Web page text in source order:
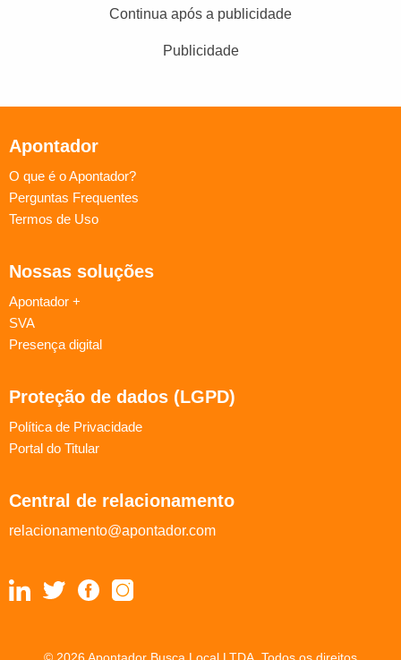
Continua após a publicidade
Publicidade
Apontador
O que é o Apontador?
Perguntas Frequentes
Termos de Uso
Nossas soluções
Apontador +
SVA
Presença digital
Proteção de dados (LGPD)
Política de Privacidade
Portal do Titular
Central de relacionamento
relacionamento@apontador.com